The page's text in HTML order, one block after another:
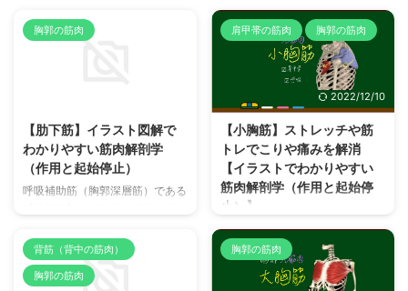
胸郭の筋肉
【肋下筋】イラスト図解で
わかりやすい筋肉解剖学
（作用と起始停止）
呼吸補助筋（胸郭深層筋）である
イラスト図解を用いてわかりやす
く解説しています。 【肋下筋】
とは？どこにあるどんな筋肉？
肩甲帯の筋肉 胸郭の筋肉
2022/12/10
【小胸筋】ストレッチや筋
トレでこりや痛みを解消
【イラストでわかりやすい
筋肉解剖学（作用と起始停
止）】
【小胸筋】解剖学的構造（作用、
起始停止、神経支配など）を理解
した効果的なストレッチでこりを
ほぐし、正しい筋トレで猫背解
背筋（背中の筋肉）
胸郭の筋肉
胸郭の筋肉